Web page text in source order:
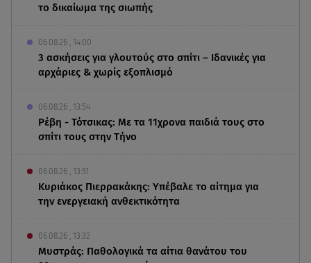
το δικαίωμα της σιωπής
06.08.26 , 14:00
3 ασκήσεις για γλουτούς στο σπίτι – Ιδανικές για
αρχάριες & χωρίς εξοπλισμό
06.08.26 , 13:54
Ρέβη - Τότσικας: Με τα 11χρονα παιδιά τους στο
σπίτι τους στην Τήνο
06.08.26 , 13:51
Κυριάκος Πιερρακάκης: Υπέβαλε το αίτημα για
την ενεργειακή ανθεκτικότητα
06.08.26 , 13:32
Μυστράς: Παθολογικά τα αίτια θανάτου του